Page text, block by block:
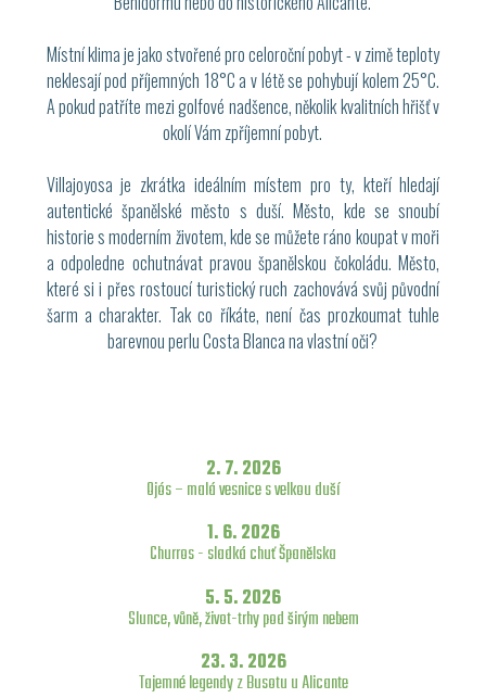
Místní klima je jako stvořené pro celoroční pobyt - v zimě teploty
neklesají pod příjemných 18°C a v létě se pohybují kolem 25°C.
A pokud patříte mezi golfové nadšence, několik kvalitních hřišť v
okolí Vám zpříjemní pobyt.
Villajoyosa je zkrátka ideálním místem pro ty, kteří hledají
autentické španělské město s duší. Město, kde se snoubí
historie s moderním životem, kde se můžete ráno koupat v moři
a odpoledne ochutnávat pravou španělskou čokoládu. Město,
které si i přes rostoucí turistický ruch zachovává svůj původní
šarm a charakter. Tak co říkáte, není čas prozkoumat tuhle
barevnou perlu Costa Blanca na vlastní oči?
2. 7. 2026
Ojós – malá vesnice s velkou duší
1. 6. 2026
Churros - sladká chuť Španělska
5. 5. 2026
Slunce, vůně, život-trhy pod širým nebem
23. 3. 2026
Tajemné legendy z Busotu u Alicante